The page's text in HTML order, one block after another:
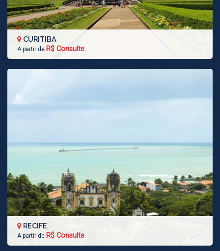
CURITIBA
A partir de R$ Consulte
RECIFE
A partir de R$ Consulte